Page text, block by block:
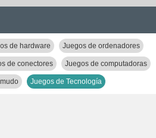
de hardware Juegos de ordenadores
de conectores Juegos de computadoras
Juegos de Tecnología